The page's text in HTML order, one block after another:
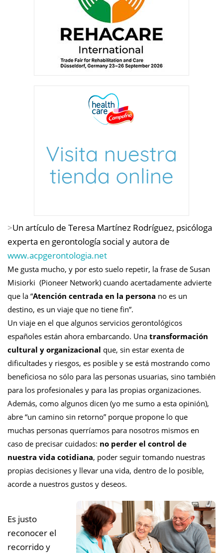
>Un artículo de Teresa Martínez Rodríguez, psicóloga
experta en gerontología social y autora de
www.acpgerontologia.net
Me gusta mucho, y por esto suelo repetir, la frase de Susan
Misiorki (Pioneer Network) cuando acertadamente advierte
que la “Atención centrada en la persona no es un
destino, es un viaje que no tiene fin”.
Un viaje en el que algunos servicios gerontológicos
españoles están ahora embarcando. Una transformación
cultural y organizacional que, sin estar exenta de
dificultades y riesgos, es posible y se está mostrando como
beneficiosa no sólo para las personas usuarias, sino también
para los profesionales y para las propias organizaciones.
Además, como algunos dicen (yo me sumo a esta opinión),
abre “un camino sin retorno” porque propone lo que
muchas personas querríamos para nosotros mismos en
caso de precisar cuidados: no perder el control de
nuestra vida cotidiana, poder seguir tomando nuestras
propias decisiones y llevar una vida, dentro de lo posible,
acorde a nuestros gustos y deseos.
Es justo
reconocer el
recorrido y